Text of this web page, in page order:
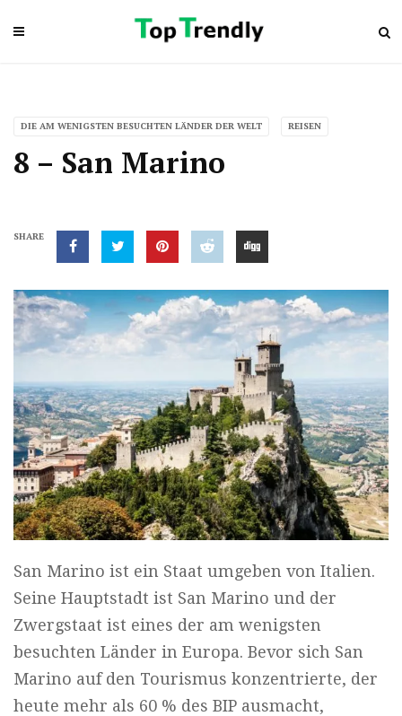
DIE AM WENIGSTEN BESUCHTEN LÄNDER DER WELT REISEN
8 – San Marino
SHARE
San Marino ist ein Staat umgeben von Italien.
Seine Hauptstadt ist San Marino und der
Zwergstaat ist eines der am wenigsten
besuchten Länder in Europa. Bevor sich San
Marino auf den Tourismus konzentrierte, der
heute mehr als 60 % des BIP ausmacht,